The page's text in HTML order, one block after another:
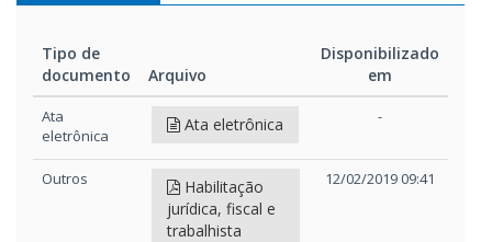
Tipo de
documento
Arquivo
Disponibilizado
em
Tipo de
documento
Ata
eletrônica
Ata eletrônica -
Outros
Habilitação
jurídica, fiscal e
trabalhista
12/02/2019 09:41